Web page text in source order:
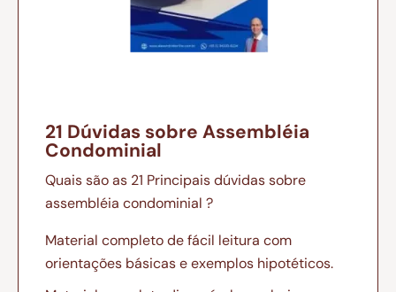
21 Dúvidas sobre Assembléia
Condominial
Quais são as 21 Principais dúvidas sobre
assembléia condominial ?
Material completo de fácil leitura com
orientações básicas e exemplos hipotéticos.